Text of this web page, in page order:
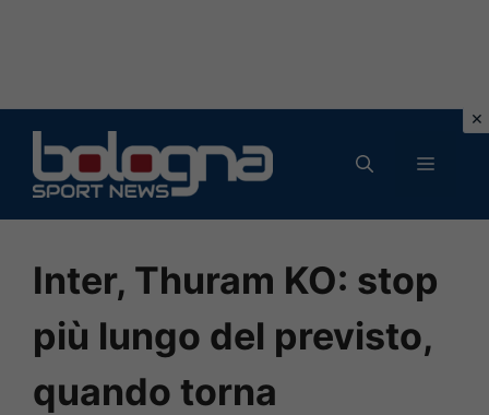
contenuto
MENU
Inter, Thuram KO: stop
più lungo del previsto,
quando torna